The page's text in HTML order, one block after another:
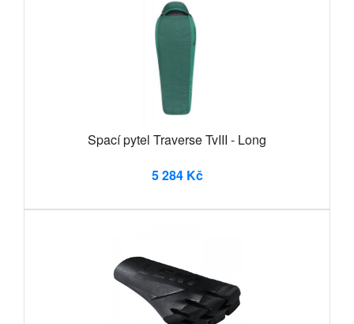
Spací pytel Traverse TvIII - Long
5 284 Kč